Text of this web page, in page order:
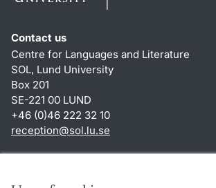
Contact us
Centre for Languages and Literature
SOL, Lund University
Box 201
SE-221 00 LUND
+46 (0)46 222 32 10
reception@sol.lu.se